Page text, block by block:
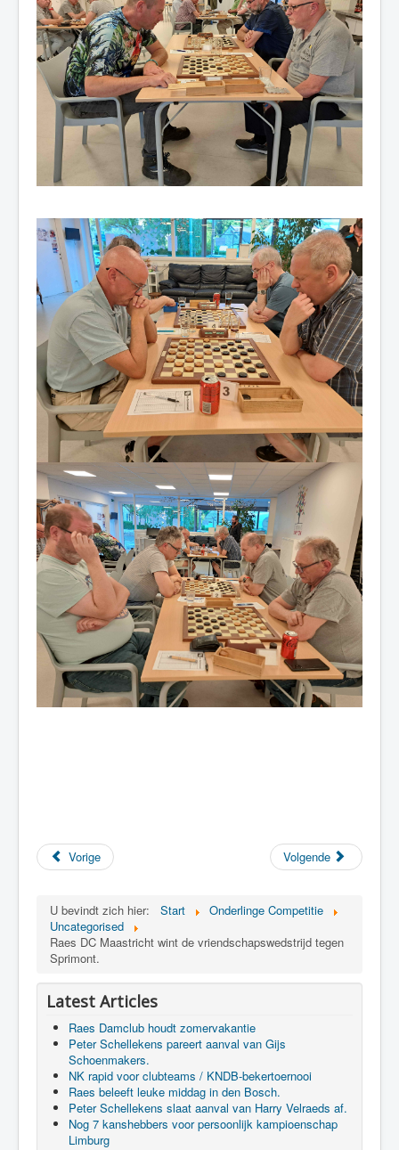
Vorige Volgende
U bevindt zich hier: Start
Onderlinge Competitie
Uncategorised
Raes DC Maastricht wint de vriendschapswedstrijd tegen
Sprimont.
Latest Articles
Raes Damclub houdt zomervakantie
Peter Schellekens pareert aanval van Gijs
Schoenmakers.
NK rapid voor clubteams / KNDB-bekertoernooi
Raes beleeft leuke middag in den Bosch.
Peter Schellekens slaat aanval van Harry Velraeds af.
Nog 7 kanshebbers voor persoonlijk kampioenschap
Limburg